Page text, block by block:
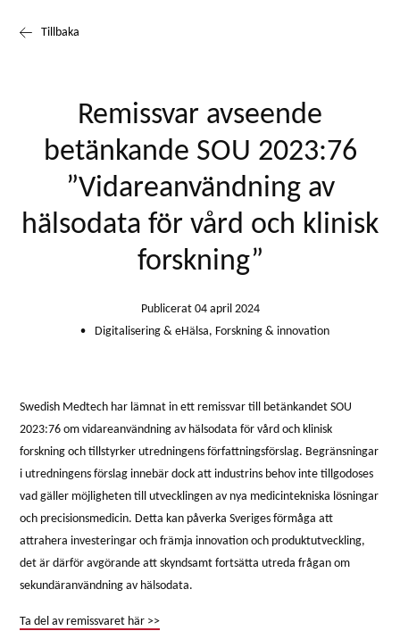
Tillbaka
Remissvar avseende
betänkande SOU 2023:76
”Vidareanvändning av
hälsodata för vård och klinisk
forskning”
Publicerat 04 april 2024
● Digitalisering & eHälsa, Forskning & innovation
Swedish Medtech har lämnat in ett remissvar till betänkandet SOU
2023:76 om vidareanvändning av hälsodata för vård och klinisk
forskning och tillstyrker utredningens författningsförslag. Begränsningar
i utredningens förslag innebär dock att industrins behov inte tillgodoses
vad gäller möjligheten till utvecklingen av nya medicintekniska lösningar
och precisionsmedicin. Detta kan påverka Sveriges förmåga att
attrahera investeringar och främja innovation och produktutveckling,
det är därför avgörande att skyndsamt fortsätta utreda frågan om
sekundäranvändning av hälsodata.
Ta del av remissvaret här >>